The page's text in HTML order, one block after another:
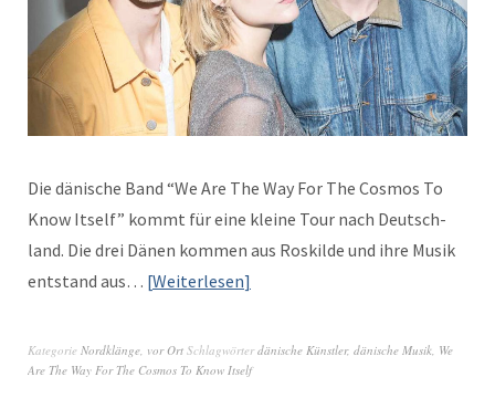
Die dänis­che Band “We Are The Way For The Cos­mos To
Know Itself” kommt für eine kleine Tour nach Deutsch­
land. Die drei Dänen kom­men aus Roskilde und ihre Musik
ent­stand aus… Weit­er­lesen
Kategorie Nordklänge, vor Ort Schlagwörterdänische Künstler, dänische Musik, We
Are The Way For The Cosmos To Know Itself